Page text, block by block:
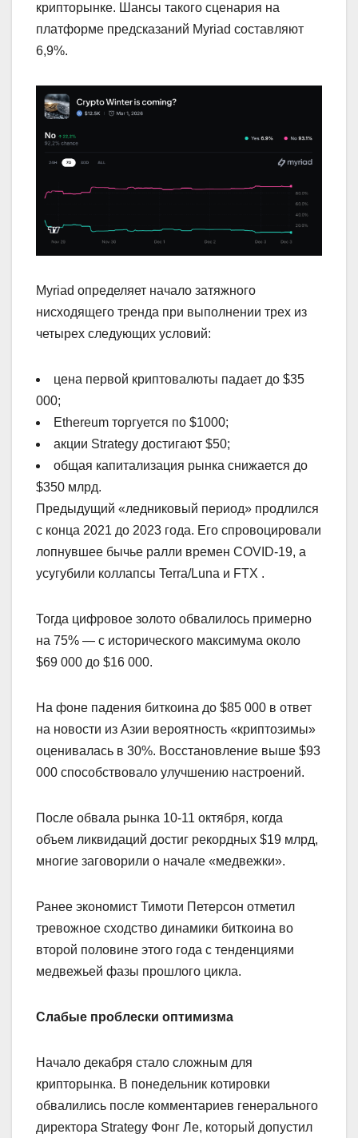
крипторынке. Шансы такого сценария на
платформе предсказаний Myriad составляют
6,9%.
Myriad определяет начало затяжного
нисходящего тренда при выполнении трех из
четырех следующих условий:
цена первой криптовалюты падает до $35
000;
Ethereum торгуется по $1000;
акции Strategy достигают $50;
общая капитализация рынка снижается до
$350 млрд.
Предыдущий «ледниковый период» продлился
с конца 2021 до 2023 года. Его спровоцировали
лопнувшее бычье ралли времен COVID-19, а
усугубили коллапсы Terra/Luna и FTX .
Тогда цифровое золото обвалилось примерно
на 75% — с исторического максимума около
$69 000 до $16 000.
На фоне падения биткоина до $85 000 в ответ
на новости из Азии вероятность «криптозимы»
оценивалась в 30%. Восстановление выше $93
000 способствовало улучшению настроений.
После обвала рынка 10-11 октября, когда
объем ликвидаций достиг рекордных $19 млрд,
многие заговорили о начале «медвежки».
Ранее экономист Тимоти Петерсон отметил
тревожное сходство динамики биткоина во
второй половине этого года с тенденциями
медвежьей фазы прошлого цикла.
Слабые проблески оптимизма
Начало декабря стало сложным для
крипторынка. В понедельник котировки
обвалились после комментариев генерального
директора Strategy Фонг Ле, который допустил